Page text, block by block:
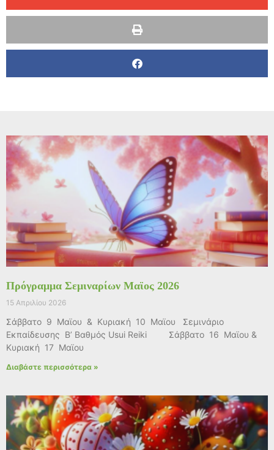
Πρόγραμμα Σεμιναρίων Μαϊος 2026
15 Απριλίου 2026
Σάββατο 9 Μαϊου & Κυριακή 10 Μαϊου Σεμινάριο
Εκπαίδευσης Β’ Βαθμός Usui Reiki Σάββατο 16 Μαϊου &
Κυριακή 17 Μαϊου
Διαβάστε περισσότερα »